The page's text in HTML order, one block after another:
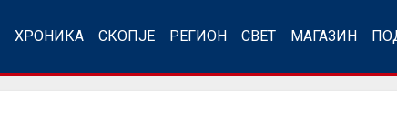
ХРОНИКА СКОПЈЕ РЕГИОН СВЕТ МАГАЗИН